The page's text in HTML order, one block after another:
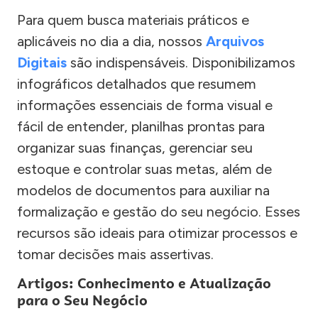
Para quem busca materiais práticos e
aplicáveis no dia a dia, nossos Arquivos
Digitais são indispensáveis. Disponibilizamos
infográficos detalhados que resumem
informações essenciais de forma visual e
fácil de entender, planilhas prontas para
organizar suas finanças, gerenciar seu
estoque e controlar suas metas, além de
modelos de documentos para auxiliar na
formalização e gestão do seu negócio. Esses
recursos são ideais para otimizar processos e
tomar decisões mais assertivas.
Artigos: Conhecimento e Atualização
para o Seu Negócio